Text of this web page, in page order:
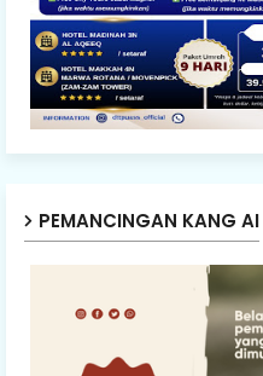
PEMANCINGAN KANG AI